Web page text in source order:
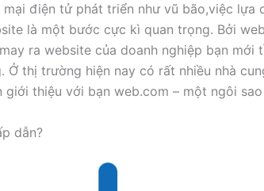
điện tử phát triển như vũ bão,việc lựa
là một bước cực kì quan trọng. Bởi
ra website của doanh nghiệp bạn
Ở thị trường hiện nay có rất nhiều nhà
giới thiệu với bạn web.com – một ngôi
dẫn?